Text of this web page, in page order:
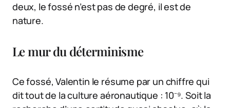
deux, le fossé n’est pas de degré, il est de
nature.
Le mur du déterminisme
Ce fossé, Valentin le résume par un chiffre qui
dit tout de la culture aéronautique : 10⁻⁹. Soit la